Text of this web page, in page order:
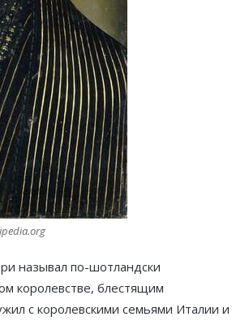
называл по-шотландски
королевстве, блестящим
с королевскими семьями Италии и